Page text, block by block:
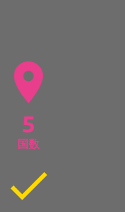
location_on
5
国数
check